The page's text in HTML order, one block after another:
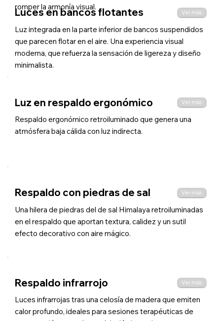
romper la armonía visual.
Luces en bancos flotantes Ver más
Luz integrada en la parte inferior de bancos suspendidos
que parecen flotar en el aire. Una experiencia visual
moderna, que refuerza la sensación de ligereza y diseño
minimalista.
Luz en respaldo ergonómico Ver más
Respaldo ergonómico retroiluminado que genera una
atmósfera baja cálida con luz indirecta.
Respaldo con piedras de sal Ver más
Una hilera de piedras del de sal Himalaya retroiluminadas
en el respaldo que aportan textura, calidez y un sutil
efecto decorativo con aire mágico.
Respaldo infrarrojo Ver más
Luces infrarrojas tras una celosía de madera que emiten
calor profundo, ideales para sesiones terapéuticas de